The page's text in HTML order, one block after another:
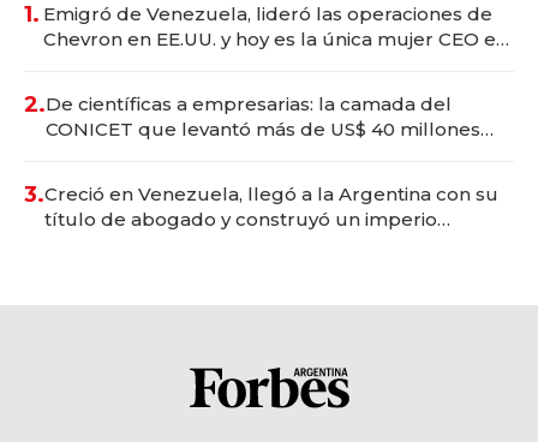
1. Emigró de Venezuela, lideró las operaciones de
Chevron en EE.UU. y hoy es la única mujer CEO en
2.De científicas a empresarias: la camada del
CONICET que levantó más de US$ 40 millones
3.Creció en Venezuela, llegó a la Argentina con su
título de abogado y construyó un imperio